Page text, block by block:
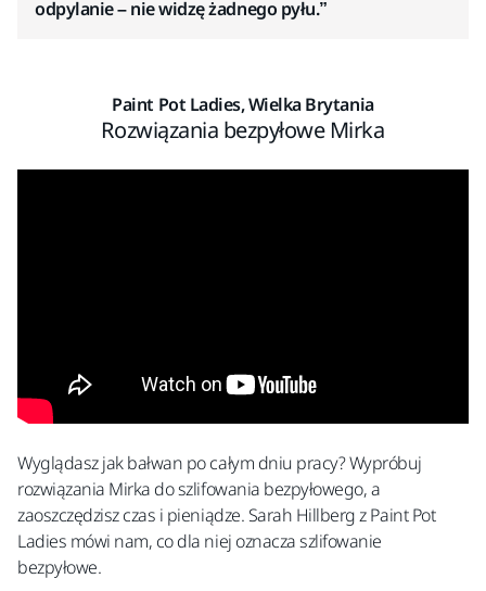
odpylanie – nie widzę żadnego pyłu.”
Paint Pot Ladies, Wielka Brytania
Rozwiązania bezpyłowe Mirka
Wyglądasz jak bałwan po całym dniu pracy? Wypróbuj
rozwiązania Mirka do szlifowania bezpyłowego, a
zaoszczędzisz czas i pieniądze. Sarah Hillberg z Paint Pot
Ladies mówi nam, co dla niej oznacza szlifowanie
bezpyłowe.